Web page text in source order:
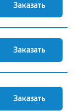
Заказать
Заказать
Заказать